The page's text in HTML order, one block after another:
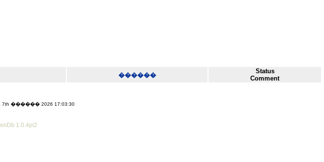
������
Status
Comment
������ 2026 17:03:30
1.0.4pl2